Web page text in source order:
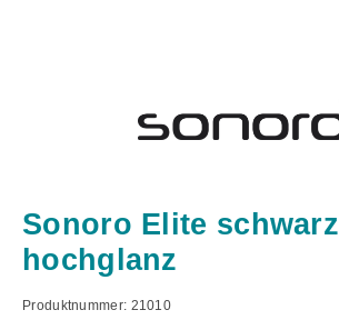
Sonoro Elite schwarz
hochglanz
Produktnummer: 21010